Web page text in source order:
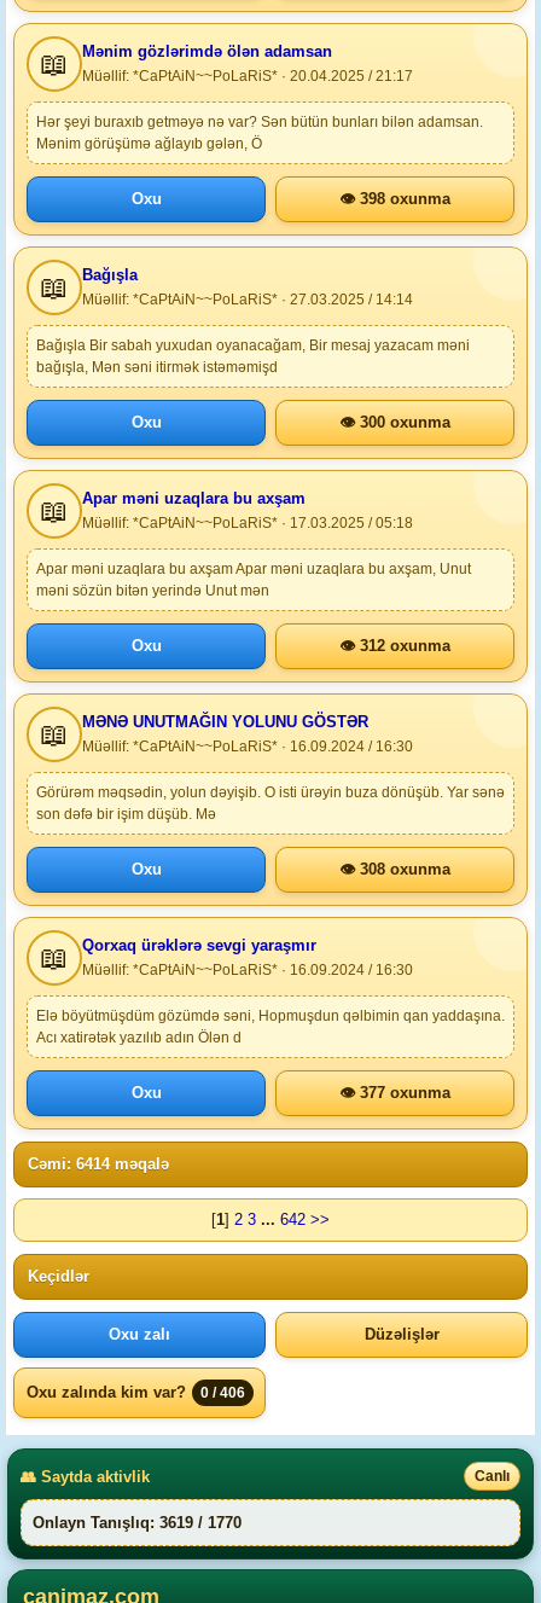
📖 Mənim gözlərimdə ölən adamsan
Müəllif: *CaPtAiN~~PoLaRiS* · 20.04.2025 / 21:17
Hər şeyi buraxıb getməyə nə var? Sən bütün bunları bilən adamsan.
Mənim görüşümə ağlayıb gələn, Ö
Oxu 👁 398 oxunma
📖 Bağışla
Müəllif: *CaPtAiN~~PoLaRiS* · 27.03.2025 / 14:14
Bağışla Bir sabah yuxudan oyanacağam, Bir mesaj yazacam məni
bağışla, Mən səni itirmək istəməmişd
Oxu 👁 300 oxunma
📖 Apar məni uzaqlara bu axşam
Müəllif: *CaPtAiN~~PoLaRiS* · 17.03.2025 / 05:18
Apar məni uzaqlara bu axşam Apar məni uzaqlara bu axşam, Unut
məni sözün bitən yerində Unut mən
Oxu 👁 312 oxunma
📖 MƏNƏ UNUTMAĞIN YOLUNU GÖSTƏR
Müəllif: *CaPtAiN~~PoLaRiS* · 16.09.2024 / 16:30
Görürəm məqsədin, yolun dəyişib. O isti ürəyin buza dönüşüb. Yar sənə
son dəfə bir işim düşüb. Mə
Oxu 👁 308 oxunma
📖 Qorxaq ürəklərə sevgi yaraşmır
Müəllif: *CaPtAiN~~PoLaRiS* · 16.09.2024 / 16:30
Elə böyütmüşdüm gözümdə səni, Hopmuşdun qəlbimin qan yaddaşına.
Acı xatirətək yazılıb adın Ölən d
Oxu 👁 377 oxunma
Cəmi: 6414 məqalə
[1] 2 3 ... 642 >>
Keçidlər
Oxu zalı Düzəlişlər
Oxu zalında kim var? 0 / 406
👥 Saytda aktivlik Canlı
Onlayn Tanışlıq: 3619 / 1770
canimaz.com